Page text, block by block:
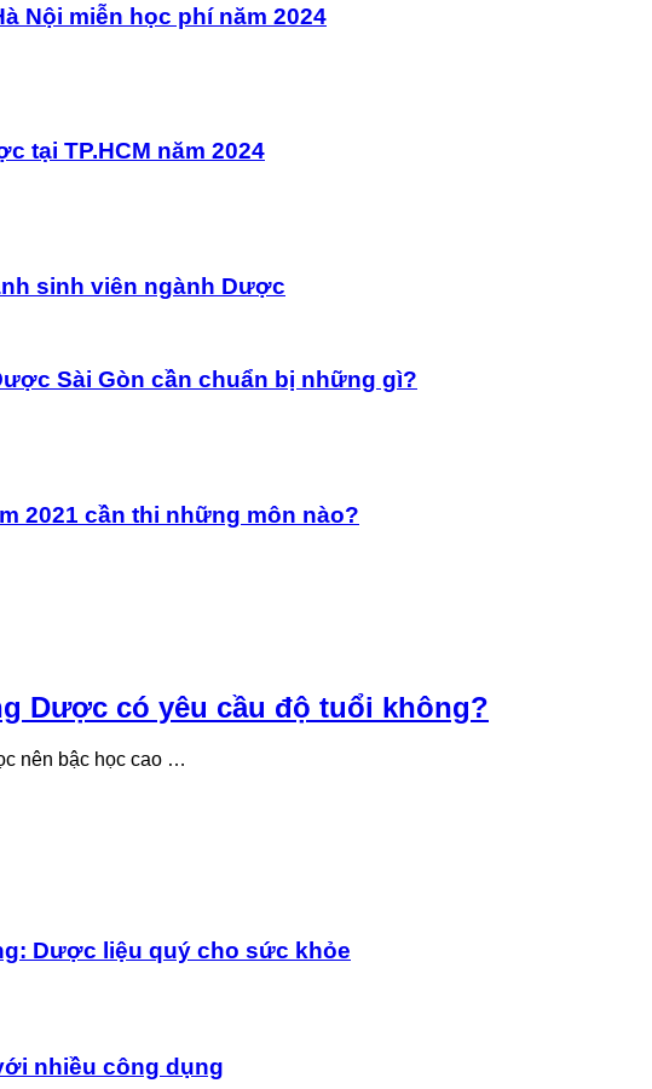
Nội miễn học phí năm 2024
tại TP.HCM năm 2024
sinh viên ngành Dược
Sài Gòn cần chuẩn bị những gì?
2021 cần thi những môn nào?
Dược có yêu cầu độ tuổi không?
nên bậc học cao …
Dược liệu quý cho sức khỏe
nhiều công dụng